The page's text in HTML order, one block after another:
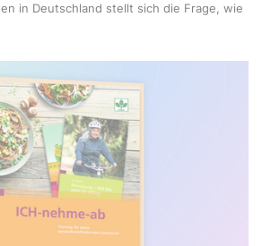
in Deutschland stellt sich die Frage, wie